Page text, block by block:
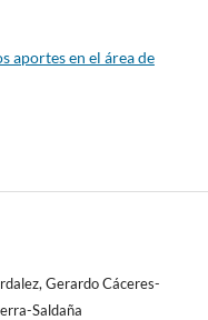
aportes en el área de
Gerardo Cáceres-
Saldaña